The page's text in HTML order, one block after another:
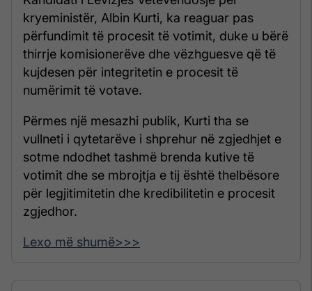
kryeministër, Albin Kurti, ka reaguar pas
përfundimit të procesit të votimit, duke u bërë
thirrje komisionerëve dhe vëzhguesve që të
kujdesen për integritetin e procesit të
numërimit të votave.
Përmes një mesazhi publik, Kurti tha se
vullneti i qytetarëve i shprehur në zgjedhjet e
sotme ndodhet tashmë brenda kutive të
votimit dhe se mbrojtja e tij është thelbësore
për legjitimitetin dhe kredibilitetin e procesit
zgjedhor.
Lexo më shumë>>>